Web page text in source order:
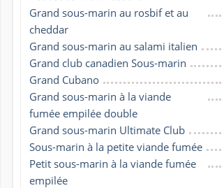
Grand sous-marin au rosbif et au
cheddar
Grand sous-marin au salami italien
Grand club canadien Sous-marin
Grand Cubano
Grand sous-marin à la viande
fumée empilée double
Grand sous-marin Ultimate Club
Sous-marin à la petite viande fumée
Petit sous-marin à la viande fumée
empilée